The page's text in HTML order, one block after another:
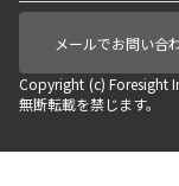
メールでお問い合
Copyright (c) Foresight
無断転載を禁じます。